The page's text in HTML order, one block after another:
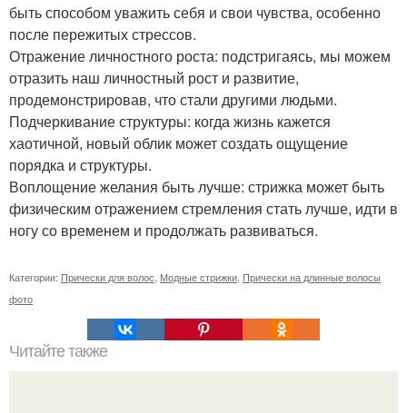
быть способом уважить себя и свои чувства, особенно
после пережитых стрессов.
Отражение личностного роста: подстригаясь, мы можем
отразить наш личностный рост и развитие,
продемонстрировав, что стали другими людьми.
Подчеркивание структуры: когда жизнь кажется
хаотичной, новый облик может создать ощущение
порядка и структуры.
Воплощение желания быть лучше: стрижка может быть
физическим отражением стремления стать лучше, идти в
ногу со временем и продолжать развиваться.
Категории: Прически для волос Модные стрижки Прически на длинные волосы
фото
Читайте также